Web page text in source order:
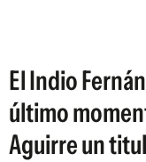
El Indio
último
Aguirre un